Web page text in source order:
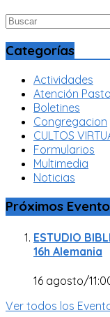
Categorías
Actividades
Atención
Boletines
Congregacion
CULTOS
Formularios
Multimedia
Noticias
Próximos
ESTUDIO
16h Alemania
16 agosto/
Ver todos los